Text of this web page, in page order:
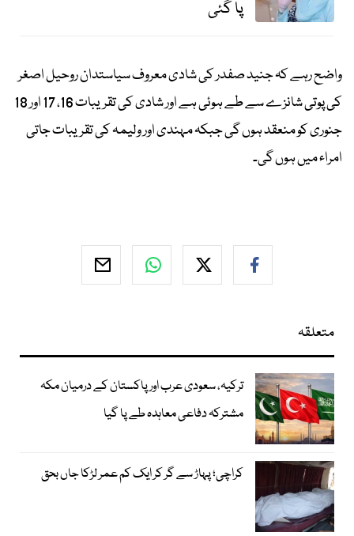
پا گئی
واضح رہے کہ جنید صفدر کی شادی معروف سیاستدان روحیل اصغر
کی پوتی شانزے سے طے ہوئی ہے اور شادی کی تقریبات 16، 17 اور 18
جنوری کو منعقد ہوں گی جبکہ مہندی اور ولیمہ کی تقریبات جاتی
امراء میں ہوں گی۔
متعلقہ
ترکیہ، سعودی عرب اور پاکستان کے درمیان مکہ
مشترکہ دفاعی معاہدہ طے پا گیا
کراچی؛ پہاڑ سے گر کر ایک کم عمر لڑکا جاں بحق